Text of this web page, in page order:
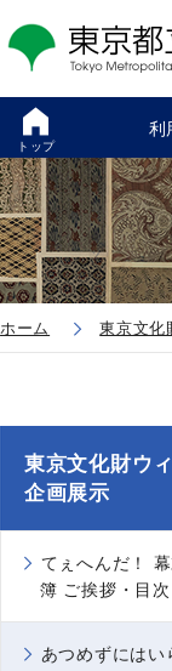
トップ
利
ホーム 東京文化
東京文化財ウ
企画展示
てぇへんだ！
簿 ご挨拶・目次
あつめずにはい